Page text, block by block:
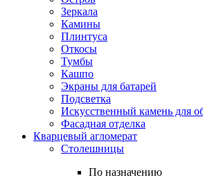
Зеркала
Камины
Плинтуса
Откосы
Тумбы
Кашпо
Экраны для батарей
Подсветка
Искусственный камень для
Фасадная отделка
Кварцевый агломерат
Столешницы
По назначению